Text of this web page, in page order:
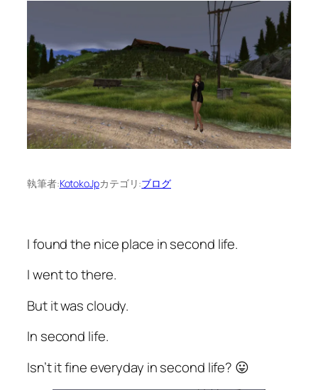
執筆者:KotokoJpカテゴリ:ブログ
I found the nice place in second life.
I went to there.
But it was cloudy.
In second life.
Isn’t it fine everyday in second life? 😛